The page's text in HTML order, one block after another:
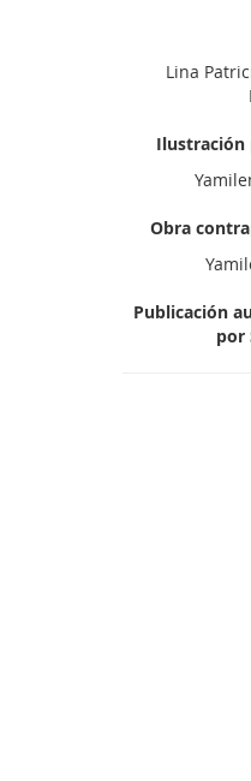
Lina
Ilustración
Obra
Publicación
por